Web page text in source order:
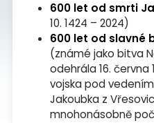
600 let od smrti
10. 1424 – 2024)
600 let od slavné
(známé jako bitva
odehrála 16. června
vojska pod
Jakoubka z
mnohonásobně